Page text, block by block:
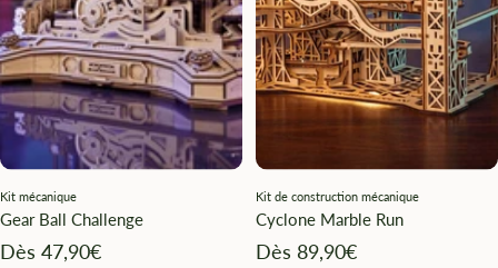
Kit mécanique
Gear Ball Challenge
Angebotspreis
Dès 47,90€
Kit de construction mécanique
Cyclone Marble Run
Angebotspreis
Dès 89,90€